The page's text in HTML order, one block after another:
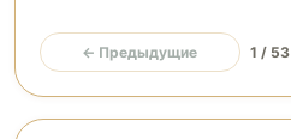
← Предыдущие 1 / 53